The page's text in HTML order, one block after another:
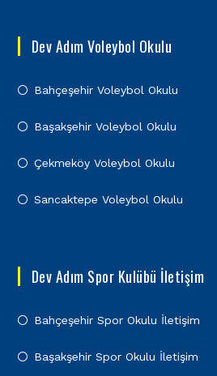
Dev Adım Voleybol Okulu
Bahçeşehir Voleybol Okulu
Başakşehir Voleybol Okulu
Çekmeköy Voleybol Okulu
Sancaktepe Voleybol Okulu
Dev Adım Spor Kulübü İletişim
Bahçeşehir Spor Okulu İletişim
Başakşehir Spor Okulu İletişim